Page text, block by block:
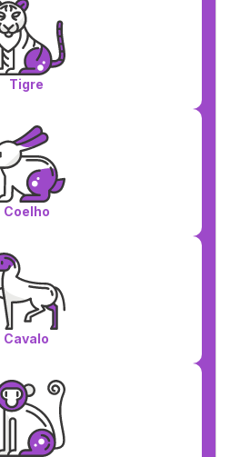
Tigre
Coelho
Cavalo